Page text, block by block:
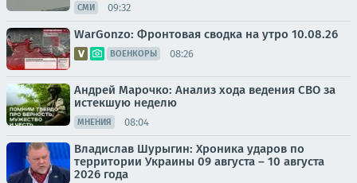
СМИ 09:32
WarGonzo: Фронтовая сводка на утро 10.08.26
ВОЕНКОРЫ 08:26
Андрей Марочко: Анализ хода ведения СВО за
истекшую неделю
МНЕНИЯ 08:04
Владислав Шурыгин: Хроника ударов по
территории Украины 09 августа – 10 августа
2026 года